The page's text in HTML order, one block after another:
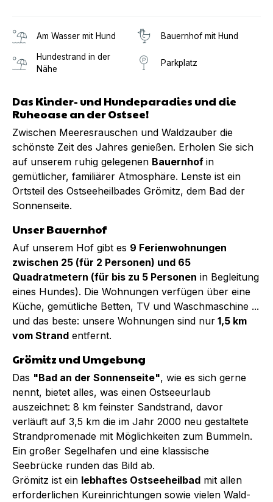
Am Wasser mit Hund Bauernhof mit Hund
Hundestrand in der
Nähe
Parkplatz
Das Kinder- und Hundeparadies und die
Ruheoase an der Ostsee!
Zwischen Meeresrauschen und Waldzauber die
schönste Zeit des Jahres genießen. Erholen Sie sich
auf unserem ruhig gelegenen Bauernhof in
gemütlicher, familiärer Atmosphäre. Lenste ist ein
Ortsteil des Ostseeheilbades Grömitz, dem Bad der
Sonnenseite.
Unser Bauernhof
Auf unserem Hof gibt es 9 Ferienwohnungen
zwischen 25 (für 2 Personen) und 65
Quadratmetern (für bis zu 5 Personen in Begleitung
eines Hundes). Die Wohnungen verfügen über eine
Küche, gemütliche Betten, TV und Waschmaschine ...
und das beste: unsere Wohnungen sind nur 1,5 km
vom Strand entfernt.
Grömitz und Umgebung
Das "Bad an der Sonnenseite", wie es sich gerne
nennt, bietet alles, was einen Ostseeurlaub
auszeichnet: 8 km feinster Sandstrand, davor
verläuft auf 3,5 km die im Jahr 2000 neu gestaltete
Strandpromenade mit Möglichkeiten zum Bummeln.
Ein großer Segelhafen und eine klassische
Seebrücke runden das Bild ab.
Grömitz ist ein lebhaftes Ostseeheilbad mit allen
erforderlichen Kureinrichtungen sowie vielen Wald-